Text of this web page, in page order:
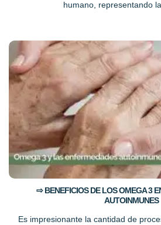
humano, representando
⇨ BENEFICIOS DE LOS OMEGA 3
AUTOINMUNES
Es impresionante la cantidad de